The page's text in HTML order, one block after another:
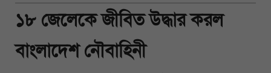
১৮ জেলেকে জীবিত উদ্ধার করল
বাংলাদেশ নৌবাহিনী